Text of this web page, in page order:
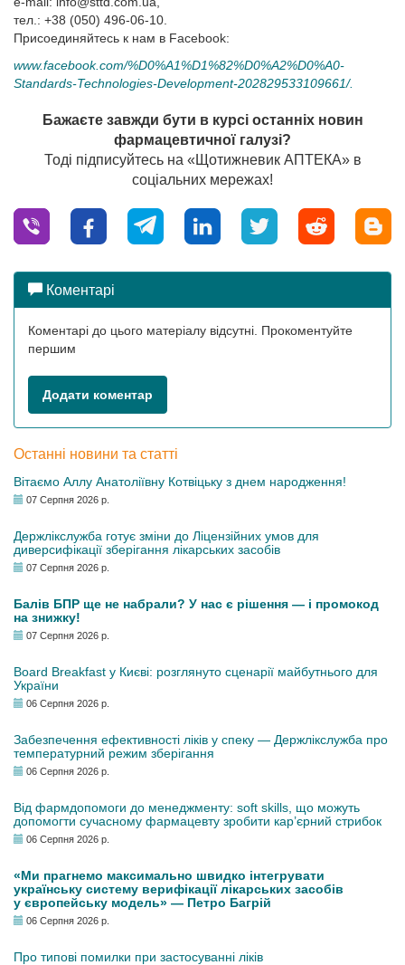
тел.: +38 (050) 496-06-10.
Присоединяйтесь к нам в Facebook:
www.facebook.com/%D0%A1%D1%82%D0%A2%D0%A0-
Standards-Technologies-Development-202829533109661/.
Бажаєте завжди бути в курсі останніх новин
фармацевтичної галузі?
Тоді підписуйтесь на «Щотижневик АПТЕКА» в
соціальних мережах!
Коментарі
Коментарі до цього матеріалу відсутні. Прокоментуйте
першим
Додати коментар
Останні новини та статті
Вітаємо Аллу Анатоліївну Котвіцьку з днем народження!
07 Серпня 2026 р.
Держлікслужба готує зміни до Ліцензійних умов для
диверсифікації зберігання лікарських засобів
07 Серпня 2026 р.
Балів БПР ще не набрали? У нас є рішення — і промокод
на знижку!
07 Серпня 2026 р.
Board Breakfast у Києві: розглянуто сценарії майбутнього для
України
06 Серпня 2026 р.
Забезпечення ефективності ліків у спеку — Держлікслужба про
температурний режим зберігання
06 Серпня 2026 р.
Від фармдопомоги до менеджменту: soft skills, що можуть
допомогти сучасному фармацевту зробити кар’єрний стрибок
06 Серпня 2026 р.
«Ми прагнемо максимально швидко інтегрувати
українську систему верифікації лікарських засобів
у європейську модель» — Петро Багрій
06 Серпня 2026 р.
Про типові помилки при застосуванні ліків